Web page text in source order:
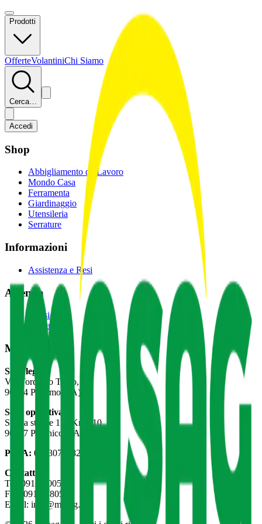
Prodotti
OfferteVolantiniChi Siamo
Cerca…
Accedi
Shop
Abbigliamento da Lavoro
Mondo Casa
Ferramenta
Giardinaggio
Utensileria
Serrature
Informazioni
Assistenza e Resi
Azienda
Chi siamo
Contatti
MASAG s.r.l.
Sede legale:
Via Torquato Tasso, 4
90144 Palermo (PA)
Sede operativa:
Strada statale 113 Km.310
90047 Partinico (PA)
P.IVA: 06530720827
Contatti:
Tel: 091-8900597
Fax: 091-8780574
Email: info@masag.it